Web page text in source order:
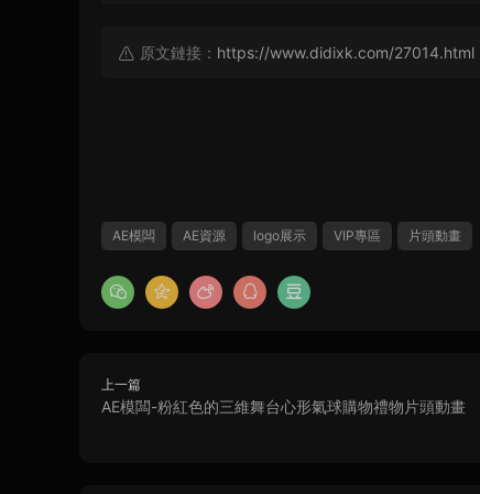
原文鏈接： https://www.didixk.com/27014.html
AE模闆 AE資源 logo展示 VIP專區 片頭動畫
上一篇
AE模闆-粉紅色的三維舞台心形氣球購物禮物片頭動畫